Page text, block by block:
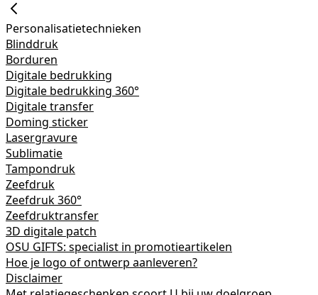
Personalisatietechnieken
Blinddruk
Borduren
Digitale bedrukking
Digitale bedrukking 360°
Digitale transfer
Doming sticker
Lasergravure
Sublimatie
Tampondruk
Zeefdruk
Zeefdruk 360°
Zeefdruktransfer
3D digitale patch
OSU GIFTS: specialist in promotieartikelen
Hoe je logo of ontwerp aanleveren?
Disclaimer